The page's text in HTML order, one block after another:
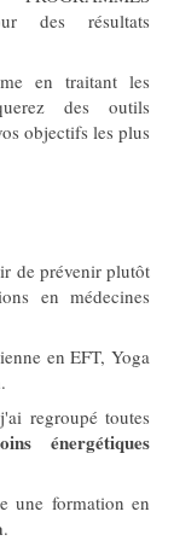
des résultats
en traitant les
des outils
objectifs les plus
de prévenir plutôt
en médecines
en EFT, Yoga
regroupé toutes
énergétiques
une formation en
.